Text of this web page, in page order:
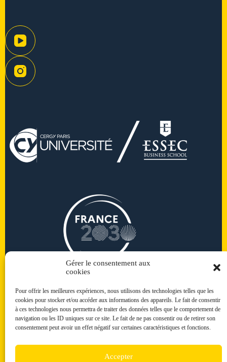
Gérer le consentement aux
cookies
Pour offrir les meilleures expériences, nous utilisons des technologies telles que les
cookies pour stocker et/ou accéder aux informations des appareils. Le fait de consentir
à ces technologies nous permettra de traiter des données telles que le comportement de
navigation ou les ID uniques sur ce site. Le fait de ne pas consentir ou de retirer son
consentement peut avoir un effet négatif sur certaines caractéristiques et fonctions.
Accepter